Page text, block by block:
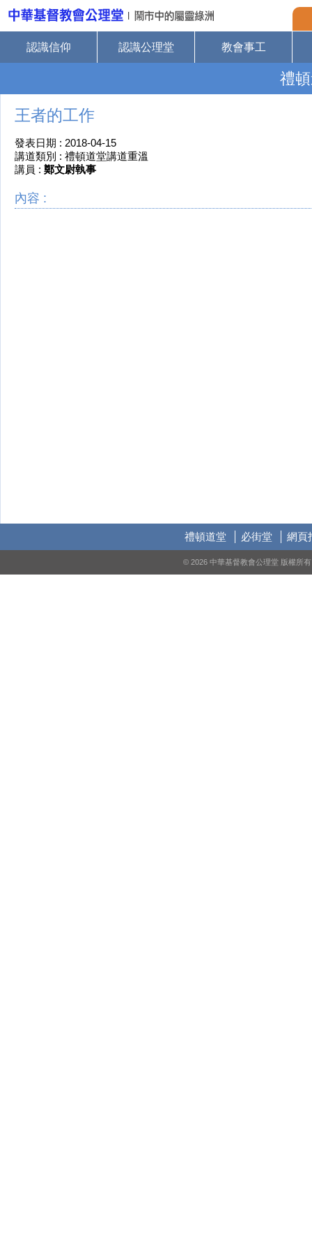
認識信仰 認識公理堂 教會事工
禮
王者的工作
發表日期 : 2018-04-15
講道類別 : 禮頓道堂講道重溫
講員 : 鄭文尉執事
內容 :
禮頓道堂 必街堂 網頁
© 2026 中華基督教會公理堂 版權所